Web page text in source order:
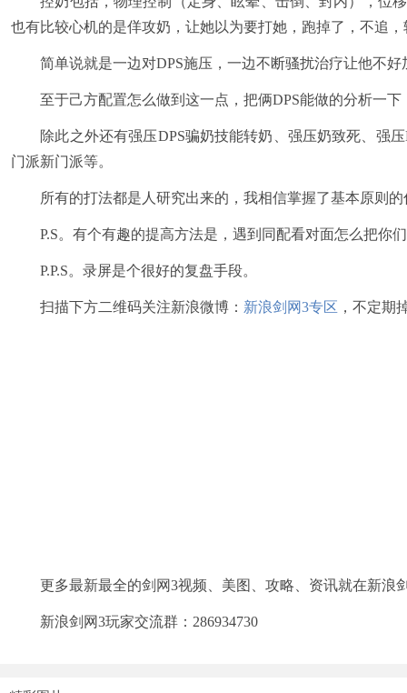
也有比较心机的是佯攻奶，让她以为要打她，跑掉了，不追，
简单说就是一边对DPS施压，一边不断骚扰治疗让他不好
至于己方配置怎么做到这一点，把俩DPS能做的分析一下
除此之外还有强压DPS骗奶技能转奶、强压奶致死、强压
门派新门派等。
所有的打法都是人研究出来的，我相信掌握了基本原则的
P.S。有个有趣的提高方法是，遇到同配看对面怎么把你
P.P.S。录屏是个很好的复盘手段。
扫描下方二维码关注新浪微博： 新浪剑网3专区 ，不定期
更多最新最全的剑网3视频、美图、攻略、资讯就在新浪
新浪剑网3玩家交流群：286934730